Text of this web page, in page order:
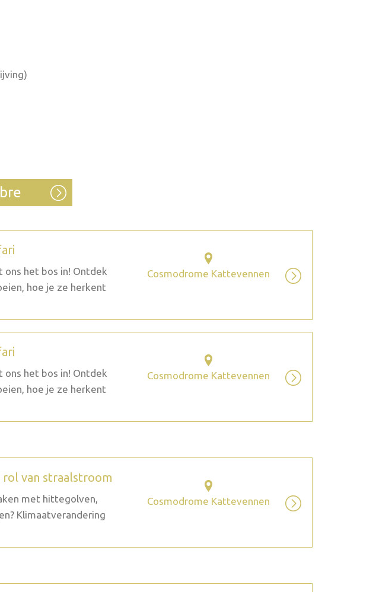
het bos in! Ontdek
hoe je ze herkent
Cosmodrome Kattevennen
het bos in! Ontdek
hoe je ze herkent
Cosmodrome Kattevennen
rol van straalstroom
met hittegolven,
Klimaatverandering
Cosmodrome Kattevennen